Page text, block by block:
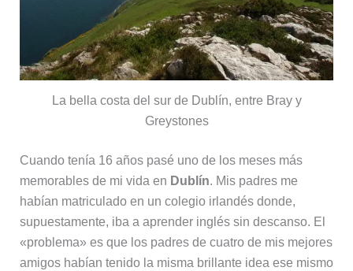
La bella costa del sur de Dublín, entre Bray y
Greystones
Cuando tenía 16 años pasé uno de los meses más
memorables de mi vida en Dublín. Mis padres me
habían matriculado en un colegio irlandés donde,
supuestamente, iba a aprender inglés sin descanso. El
«problema» es que los padres de cuatro de mis mejores
amigos habían tenido la misma brillante idea ese mismo